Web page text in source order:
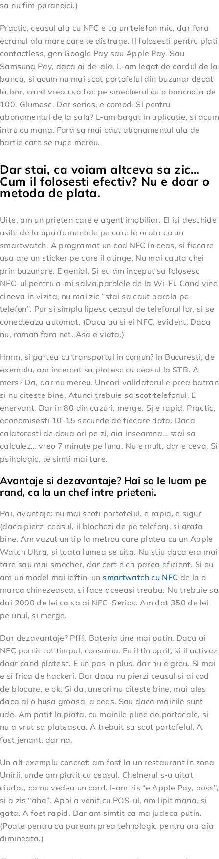
sa nu fim paranoici.)
Practic, ceasul ala cu NFC e ca un telefon mic, dar fara
ecranul ala mare care te distrage. Il folosesti pentru plati
contactless, gen Google Pay sau Apple Pay. Sau
Samsung Pay, daca ai de-ala. L-am legat de cardul de la
banca, si acum nu mai scot portofelul din buzunar decat
la bar, cand vreau sa fac pe smecherul cu o bancnota de
100. Glumesc. Dar serios, e comod. Si pentru
abonamentul de la sala? L-am bagat in aplicatie, si acum
intru cu mana. Fara sa mai caut abonamentul ala de
hartie care se rupe mereu.
Dar stai, ca voiam altceva sa zic…
Cum il folosesti efectiv? Nu e doar o
metoda de plata.
Uite, am un prieten care e agent imobiliar. El isi deschide
usile de la apartamentele pe care le arata cu un
smartwatch. A programat un cod NFC in ceas, si fiecare
usa are un sticker pe care il atinge. Nu mai cauta chei
prin buzunare. E genial. Si eu am inceput sa folosesc
NFC-ul pentru a-mi salva parolele de la Wi-Fi. Cand vine
cineva in vizita, nu mai zic “stai sa caut parola pe
telefon”. Pur si simplu lipesc ceasul de telefonul lor, si se
conecteaza automat. (Daca au si ei NFC, evident. Daca
nu, raman fara net. Asa e viata.)
Hmm, si partea cu transportul in comun? In Bucuresti, de
exemplu, am incercat sa platesc cu ceasul la STB. A
mers? Da, dar nu mereu. Uneori validatorul e prea batran
si nu citeste bine. Atunci trebuie sa scot telefonul. E
enervant. Dar in 80 din cazuri, merge. Si e rapid. Practic,
economisesti 10-15 secunde de fiecare data. Daca
calatoresti de doua ori pe zi, aia inseamna… stai sa
calculez… vreo 7 minute pe luna. Nu e mult, dar e ceva. Si
psihologic, te simti mai tare.
Avantaje si dezavantaje? Hai sa le luam pe
rand, ca la un chef intre prieteni.
Pai, avantaje: nu mai scoti portofelul, e rapid, e sigur
(daca pierzi ceasul, il blochezi de pe telefon), si arata
bine. Am vazut un tip la metrou care platea cu un Apple
Watch Ultra, si toata lumea se uita. Nu stiu daca era mai
tare sau mai smecher, dar cert e ca parea eficient. Si eu
am un model mai ieftin, un smartwatch cu NFC de la o
marca chinezeasca, si face aceeasi treaba. Nu trebuie sa
dai 2000 de lei ca sa ai NFC. Serios. Am dat 350 de lei
pe unul, si merge.
Dar dezavantaje? Pfff. Bateria tine mai putin. Daca ai
NFC pornit tot timpul, consuma. Eu il tin oprit, si il activez
doar cand platesc. E un pas in plus, dar nu e greu. Si mai
e si frica de hackeri. Dar daca nu pierzi ceasul si ai cod
de blocare, e ok. Si da, uneori nu citeste bine, mai ales
daca ai o husa groasa la ceas. Sau daca mainile sunt
ude. Am patit la piata, cu mainile pline de portocale, si
nu a vrut sa plateasca. A trebuit sa scot portofelul. A
fost jenant, dar na.
Un alt exemplu concret: am fost la un restaurant in zona
Unirii, unde am platit cu ceasul. Chelnerul s-a uitat
ciudat, ca nu vedea un card. I-am zis “e Apple Pay, boss”,
si a zis “aha”. Apoi a venit cu POS-ul, am lipit mana, si
gata. A fost rapid. Dar am simtit ca ma judeca putin.
(Poate pentru ca paream prea tehnologic pentru ora aia
dimineata.)